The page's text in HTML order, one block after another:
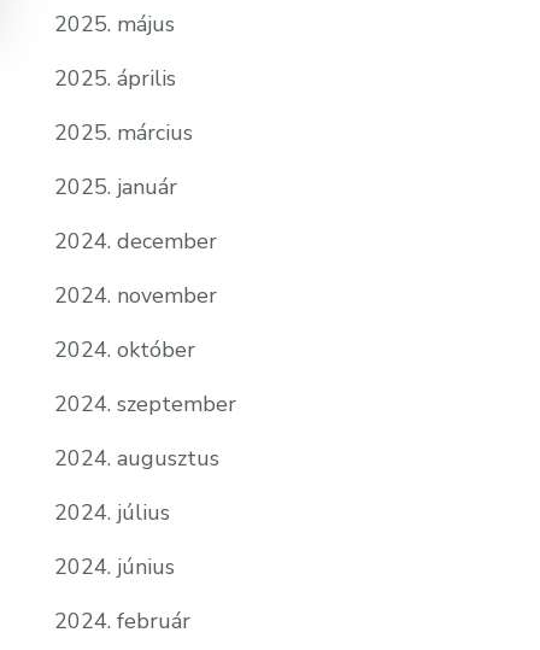
2025. május
2025. április
2025. március
2025. január
2024. december
2024. november
2024. október
2024. szeptember
2024. augusztus
2024. július
2024. június
2024. február